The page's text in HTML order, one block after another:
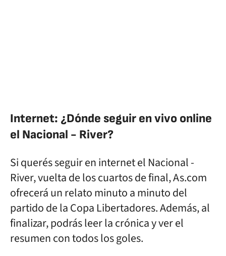
Internet: ¿Dónde seguir en vivo online
el Nacional - River?
Si querés seguir en internet el Nacional -
River, vuelta de los cuartos de final, As.com
ofrecerá un relato minuto a minuto del
partido de la Copa Libertadores. Además, al
finalizar, podrás leer la crónica y ver el
resumen con todos los goles.